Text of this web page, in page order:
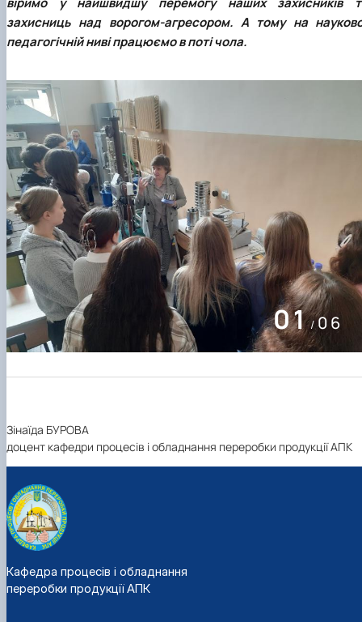
захисниць над ворогом-агресором. А тому на
педагогічній ниві працюємо в поті чола.
01/06
Зінаїда БУРОВА
доцент кафедри процесів і обладнання переробки продукції АПК
Кафедра процесів і обладнання
переробки продукції АПК